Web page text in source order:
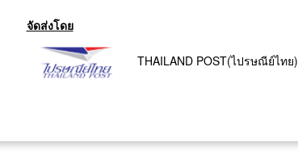
จัดส่งโดย
THAILAND POST(ไปรษณีย์ไทย)